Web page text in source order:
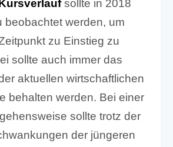
sollte in 2018
beobachtet werden, um
zu Einstieg zu
sollte auch immer das
aktuellen wirtschaftlichen
behalten werden. Bei einer
sollte trotz der
der jüngeren